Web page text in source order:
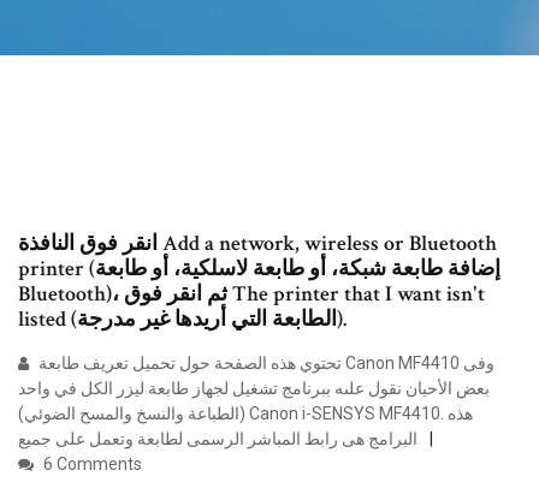
انقر فوق النافذة Add a network, wireless or Bluetooth
printer (إضافة طابعة شبكة، أو طابعة لاسلكية، أو طابعة
Bluetooth)، ثم انقر فوق The printer that I want isn't
listed (الطابعة التي أريدها غير مدرجة).
بعض الأحيان نقول علىه ببرنامج تشغيل لجهاز طابعة ليزر الكل في واحد
(الطباعة والنسخ والمسح الضوئي) Canon i-SENSYS MF4410. هذه
البرامج هى رابط المباشر الرسمى لطابعة وتعمل على جميع
6 Comments